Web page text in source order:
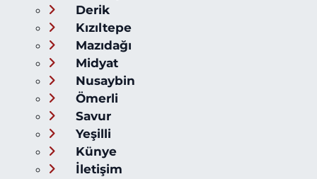
Derik
Kızıltepe
Mazıdağı
Midyat
Nusaybin
Ömerli
Savur
Yeşilli
Künye
İletişim